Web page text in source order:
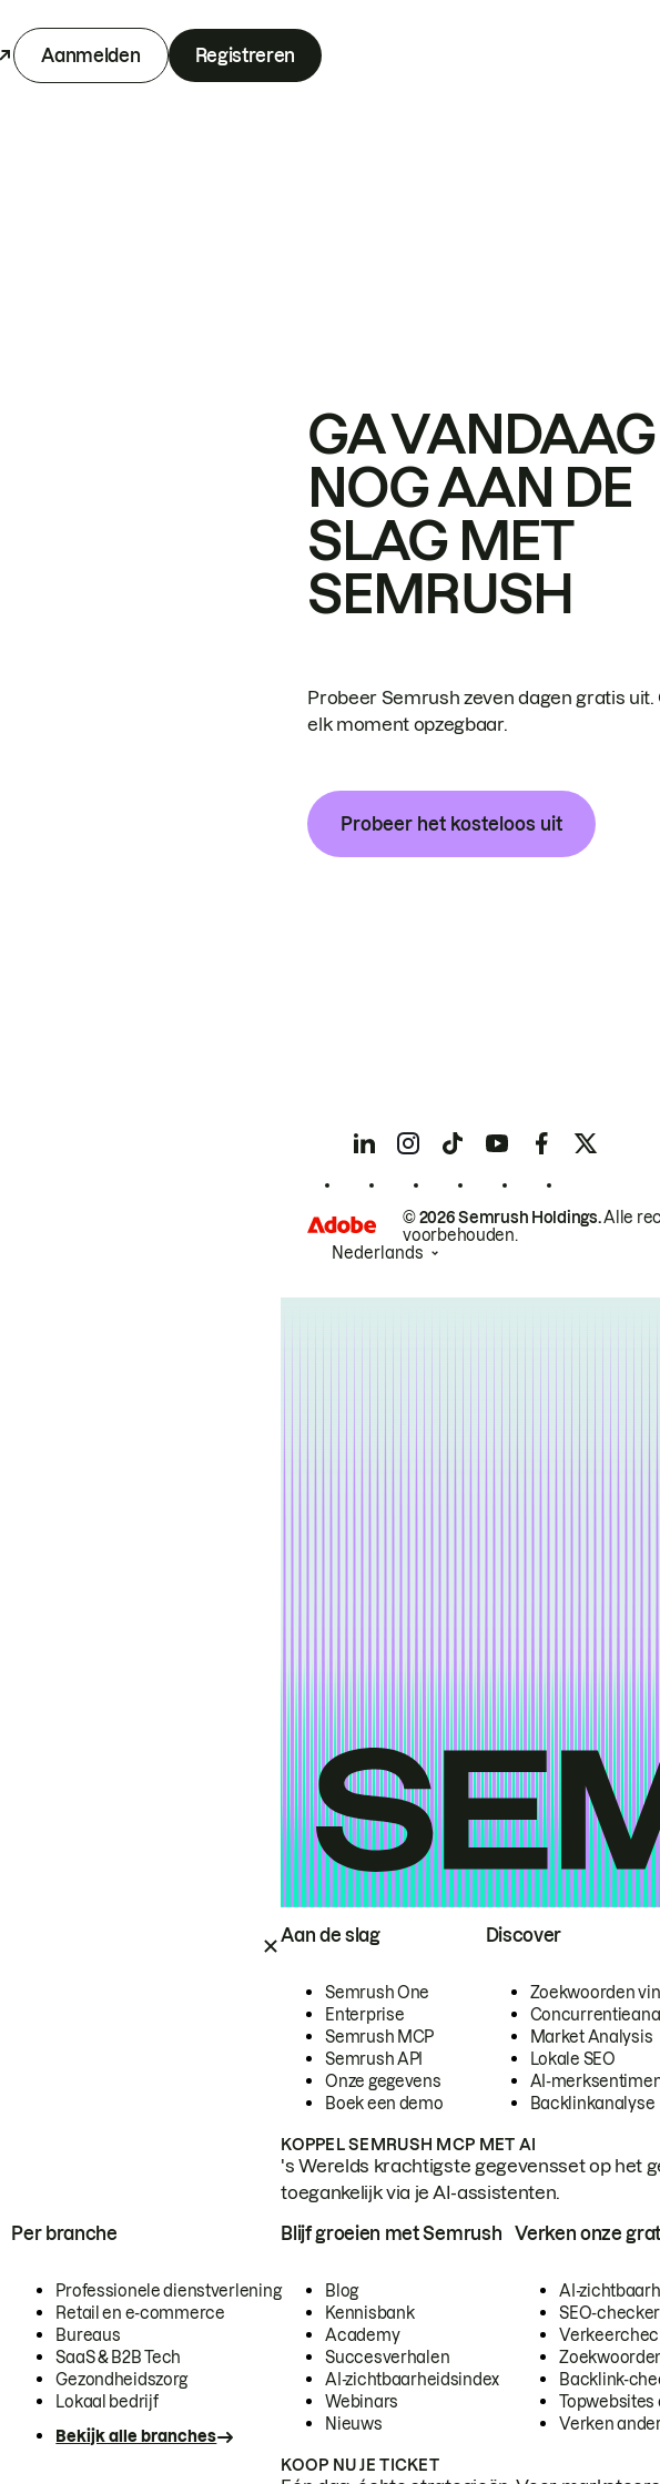
Aanmelden Registreren
Aan de slag
Semrush One
Enterprise
Semrush MCP
Semrush API
Onze gegevens
Boek een demo
Discover
Zoekwoorden
Market Analysis
Lokale SEO
AI-
Backlinkanalyse
KOPPEL SEMRUSH MCP MET AI
's Werelds krachtigste gegevensset op het
toegankelijk via je AI-assistenten.
Per branche
Professionele dienstverlening
Retail en e-commerce
Bureaus
SaaS & B2B Tech
Gezondheidszorg
Lokaal bedrijf
Bekijk alle branches
Blijf groeien met Semrush
Blog
Kennisbank
Academy
Succesverhalen
AI-zichtbaarheidsindex
Webinars
Nieuws
Verken onze
AI-
SEO-checker
Backlink-
Topwebsites
Verken
KOOP NU JE TICKET
GA VANDAAG
NOG AAN DE
SLAG MET
SEMRUSH
Probeer Semrush zeven dagen gratis uit.
elk moment opzegbaar.
Probeer het kosteloos uit
© 2026 Semrush Holdings.Alle
voorbehouden.
Nederlands